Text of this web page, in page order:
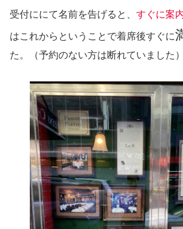
受付ににて名前を告げると、 すぐに案
はこれからということで着席後すぐに
た。（予約のない方は断れていました）